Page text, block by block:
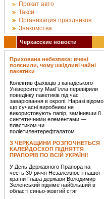
Прокат авто
Такси
Организация праздников
Знакомства
Черкасские новости
Прихована небезпека: вчені
пояснили, чому шкідливі чайні
пакетики
Колектив фахівців з канадського
Університету МакГілла перевірили
поведінку пакетиків під час
заварювання в окропі. Наразі відомо,
що сучасні виробники не
використовують папір, замінивши її
синтетичними елементами —
пластиком чи
поліетилентерефталатом
З ЧЕРКАЩИНИ РОЗПОЧНЕТЬСЯ
КАЛЕЙДОСКОП ПІДНЯТТЯ
ПРАПОРІВ ПО ВСІЙ УКРАЇНІ!
У День Державного Прапора на
честь 30-річчя Незалежності нашої
країни Глава держави Володимир
Зеленський підніме найбільший в
області синьо-жовтий стяг